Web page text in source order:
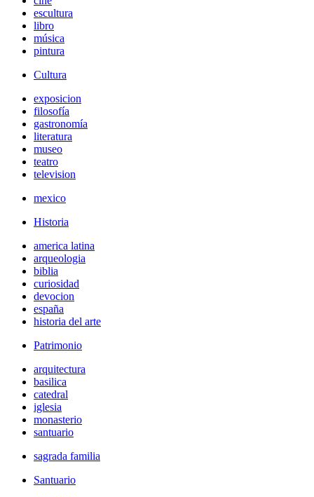
escultura
libro
música
pintura
Cultura
exposicion
filosofía
gastronomía
literatura
museo
teatro
television
mexico
Historia
america latina
arqueologia
biblia
curiosidad
devocion
españa
historia del arte
Patrimonio
arquitectura
basilica
catedral
iglesia
monasterio
santuario
sagrada familia
Santuario